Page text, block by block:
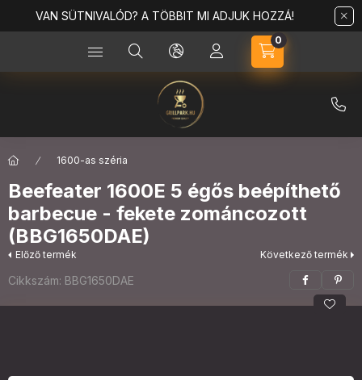
VAN SÜTNIVALÓD? A TÖBBIT MI ADJUK HOZZÁ!
Kosárban lévő
0
1600-as széria
Beefeater 1600E 5 égős beépíthető
barbecue - fekete zománcozott
(BBG1650DAE)
Előző termék Következő termék
Cikkszám: BBG1650DAE